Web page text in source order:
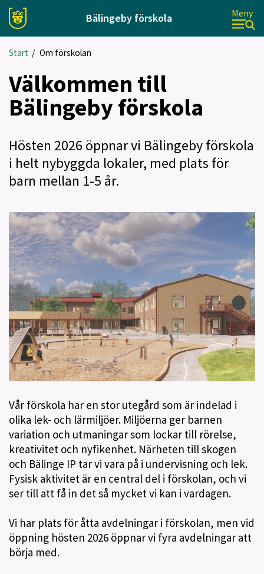
Bälingeby förskola Meny
Start / Om förskolan
Välkommen till
Bälingeby förskola
Hösten 2026 öppnar vi Bälingeby förskola
i helt nybyggda lokaler, med plats för
barn mellan 1-5 år.
Vår förskola har en stor utegård som är indelad i
olika lek- och lärmiljöer. Miljöerna ger barnen
variation och utmaningar som lockar till rörelse,
kreativitet och nyfikenhet. Närheten till skogen
och Bälinge IP tar vi vara på i undervisning och lek.
Fysisk aktivitet är en central del i förskolan, och vi
ser till att få in det så mycket vi kan i vardagen.
Vi har plats för åtta avdelningar i förskolan, men vid
öppning hösten 2026 öppnar vi fyra avdelningar att
börja med.